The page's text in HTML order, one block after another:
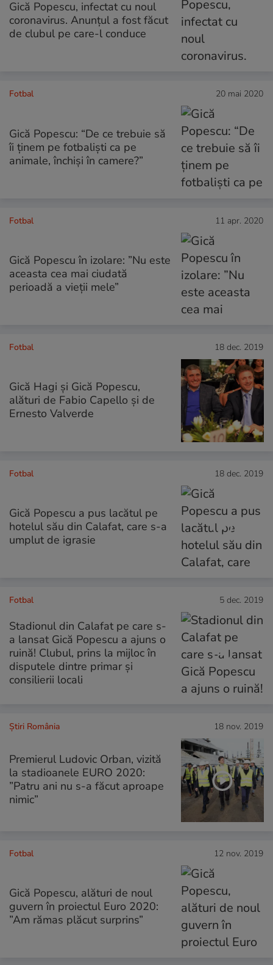
Gică Popescu, infectat cu noul
coronavirus. Anunțul a fost făcut
de clubul pe care-l conduce
Fotbal 20 mai 2020
Gică Popescu: “De ce trebuie să
îi ţinem pe fotbalişti ca pe
animale, închişi în camere?”
Fotbal 11 apr. 2020
Gică Popescu în izolare: ”Nu este
aceasta cea mai ciudată
perioadă a vieții mele”
Fotbal 18 dec. 2019
Gică Hagi și Gică Popescu,
alături de Fabio Capello și de
Ernesto Valverde
Fotbal 18 dec. 2019
Gică Popescu a pus lacătul pe
hotelul său din Calafat, care s-a
umplut de igrasie
Fotbal 5 dec. 2019
Stadionul din Calafat pe care s-
a lansat Gică Popescu a ajuns o
ruină! Clubul, prins la mijloc în
disputele dintre primar și
consilierii locali
Știri România 18 nov. 2019
Premierul Ludovic Orban, vizită
la stadioanele EURO 2020:
”Patru ani nu s-a făcut aproape
nimic”
Fotbal 12 nov. 2019
Gică Popescu, alături de noul
guvern în proiectul Euro 2020:
”Am rămas plăcut surprins”